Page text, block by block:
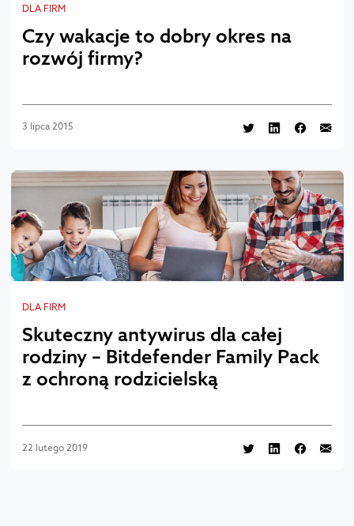
DLA FIRM
Czy wakacje to dobry okres na
rozwój firmy?
3 lipca 2015
DLA FIRM
Skuteczny antywirus dla całej
rodziny – Bitdefender Family Pack
z ochroną rodzicielską
22 lutego 2019